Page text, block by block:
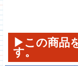
▶この商品
す。